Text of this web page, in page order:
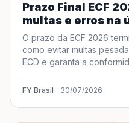
Prazo Final ECF
multas e erros na
O prazo da ECF 2026
como evitar multas
ECD e garanta a
FY Brasil · 30/07/2026